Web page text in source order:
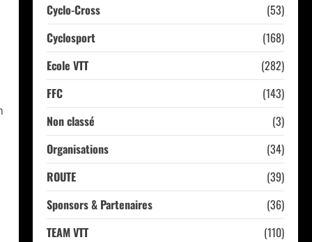
Cyclo-Cross
(53)
Cyclosport
(168)
Ecole VTT
(282)
FFC
(143)
Non classé
(3)
Organisations
(34)
ROUTE
(39)
Sponsors & Partenaires
(36)
TEAM VTT
(110)